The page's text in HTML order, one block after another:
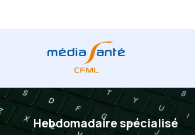
Hebdomadaire spécialisé